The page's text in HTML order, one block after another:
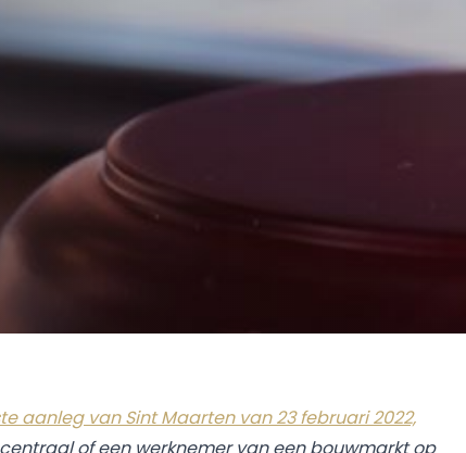
aanleg van Sint Maarten van 23 februari 2022,
of een werknemer van een bouwmarkt op